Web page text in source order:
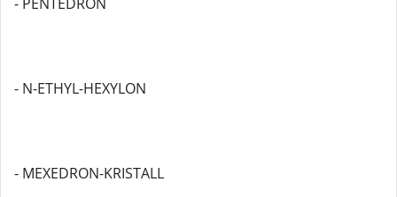
- N-ETHYL-HEXYLON
- MEXEDRON-KRISTALL